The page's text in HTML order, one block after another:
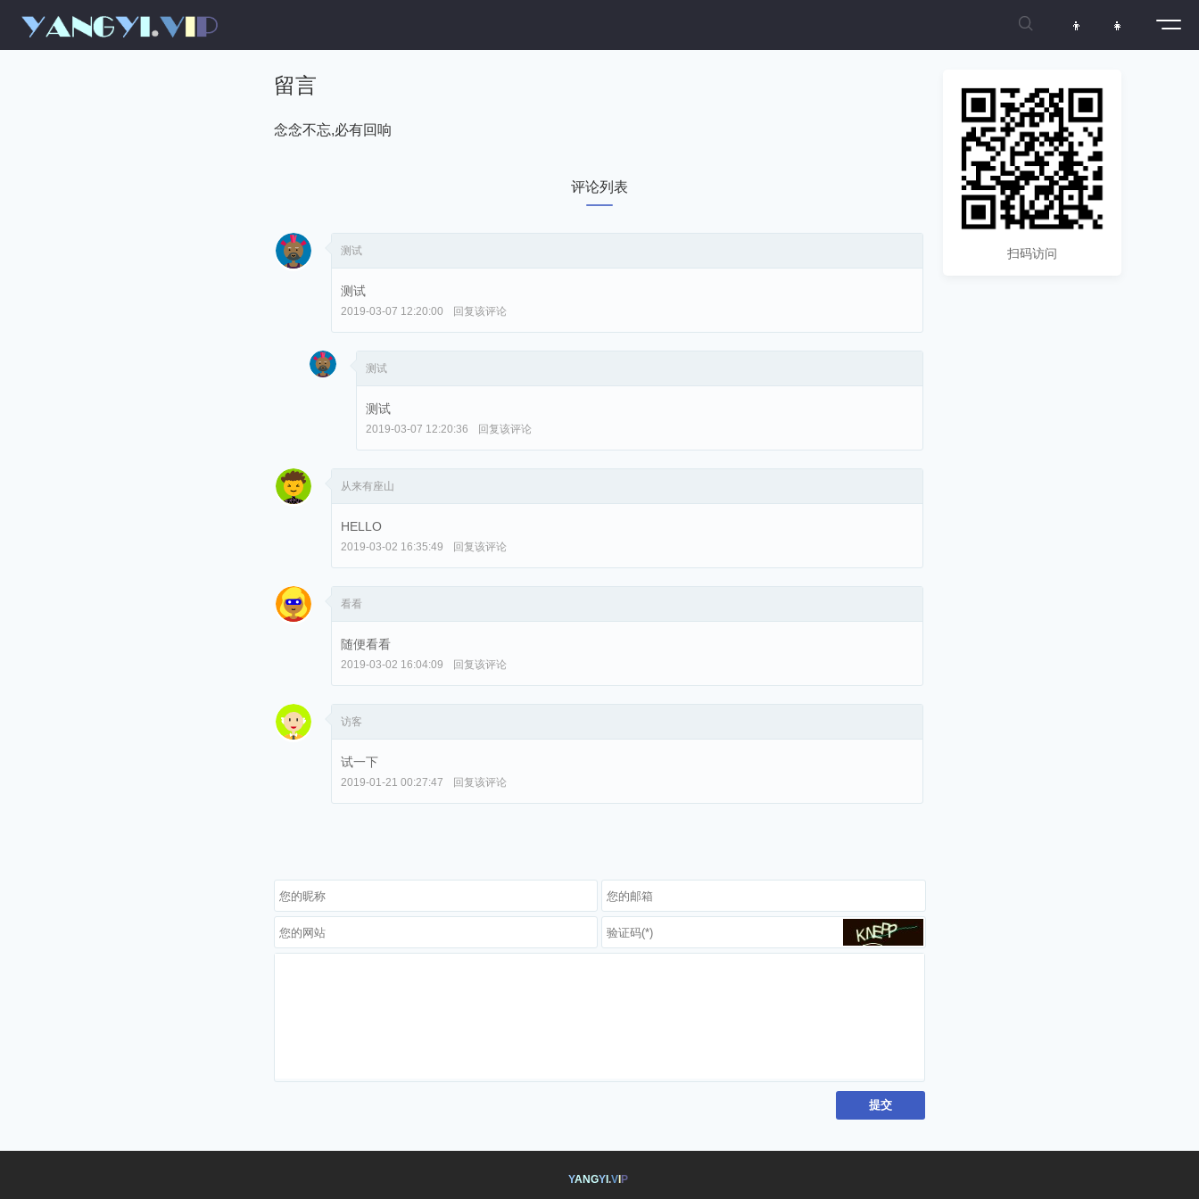
👦 👧

留言
念念不忘,必有回响
评论列表
测试
测试
2019-03-07 12:20:00 回复该评论
测试
测试
2019-03-07 12:20:36 回复该评论
从来有座山
HELLO
2019-03-02 16:35:49 回复该评论
看看
随便看看
2019-03-02 16:04:09 回复该评论
访客
试一下
2019-01-21 00:27:47 回复该评论
YANGY .V P
扫码访问